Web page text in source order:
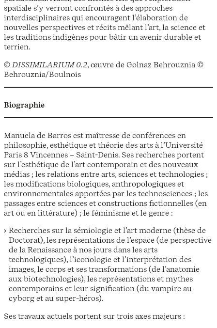
spatiale s’y verront confrontés à des approches
interdisciplinaires qui encouragent l’élaboration de
nouvelles perspectives et récits mêlant l’art, la science et
les traditions indigènes pour bâtir un avenir durable et
terrien.
© DISSIMILARIUM 0.2, œuvre de Golnaz Behrouznia ©
Behrouznia/Boulnois
Biographie
Manuela de Barros est maîtresse de conférences en
philosophie, esthétique et théorie des arts à l’Université
Paris 8 Vincennes – Saint-Denis. Ses recherches portent
sur l’esthétique de l’art contemporain et des nouveaux
médias ; les relations entre arts, sciences et technologies ;
les modifications biologiques, anthropologiques et
environnementales apportées par les technosciences ; les
passages entre sciences et constructions fictionnelles (en
art ou en littérature) ; le féminisme et le genre :
Recherches sur la sémiologie et l’art moderne (thèse de
Doctorat), les représentations de l’espace (de perspective
de la Renaissance à nos jours dans les arts
technologiques), l’iconologie et l’interprétation des
images, le corps et ses transformations (de l’anatomie
aux biotechnologies), les représentations et mythes
contemporains et leur signification (du vampire au
cyborg et au super-héros).
Ses travaux actuels portent sur trois axes majeurs :